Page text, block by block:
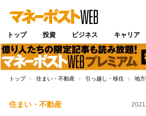
トップ 投資 ビジネス キャリア
トップ 住まい・不動産 引っ越し・移住 地
住まい・不動産